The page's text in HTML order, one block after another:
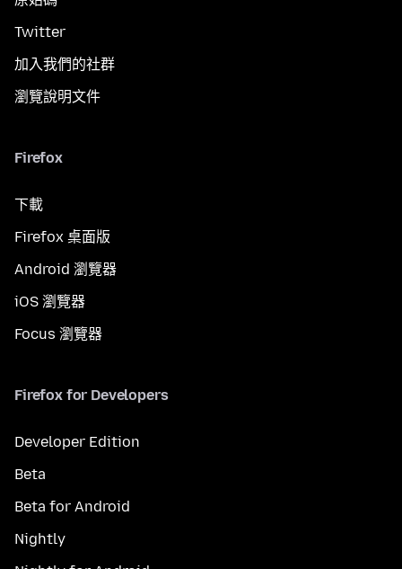
Twitter
加入我們的社群
瀏覽說明文件
Firefox
下載
Firefox 桌面版
Android 瀏覽器
iOS 瀏覽器
Focus 瀏覽器
Firefox for Developers
Developer Edition
Beta
Beta for Android
Nightly